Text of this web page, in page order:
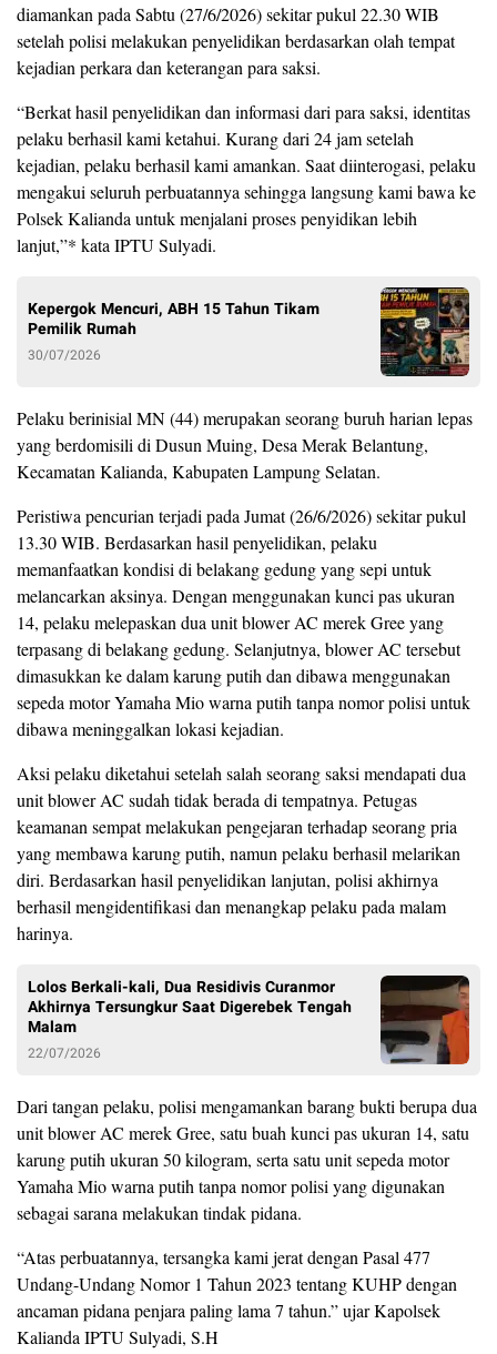
diamankan pada Sabtu (27/6/2026) sekitar pukul 22.30 WIB
setelah polisi melakukan penyelidikan berdasarkan olah tempat
kejadian perkara dan keterangan para saksi.
“Berkat hasil penyelidikan dan informasi dari para saksi, identitas
pelaku berhasil kami ketahui. Kurang dari 24 jam setelah
kejadian, pelaku berhasil kami amankan. Saat diinterogasi, pelaku
mengakui seluruh perbuatannya sehingga langsung kami bawa ke
Polsek Kalianda untuk menjalani proses penyidikan lebih
lanjut,”* kata IPTU Sulyadi.
Kepergok Mencuri, ABH 15 Tahun Tikam
Pemilik Rumah
30/07/2026
Pelaku berinisial MN (44) merupakan seorang buruh harian lepas
yang berdomisili di Dusun Muing, Desa Merak Belantung,
Kecamatan Kalianda, Kabupaten Lampung Selatan.
Peristiwa pencurian terjadi pada Jumat (26/6/2026) sekitar pukul
13.30 WIB. Berdasarkan hasil penyelidikan, pelaku
memanfaatkan kondisi di belakang gedung yang sepi untuk
melancarkan aksinya. Dengan menggunakan kunci pas ukuran
14, pelaku melepaskan dua unit blower AC merek Gree yang
terpasang di belakang gedung. Selanjutnya, blower AC tersebut
dimasukkan ke dalam karung putih dan dibawa menggunakan
sepeda motor Yamaha Mio warna putih tanpa nomor polisi untuk
dibawa meninggalkan lokasi kejadian.
Aksi pelaku diketahui setelah salah seorang saksi mendapati dua
unit blower AC sudah tidak berada di tempatnya. Petugas
keamanan sempat melakukan pengejaran terhadap seorang pria
yang membawa karung putih, namun pelaku berhasil melarikan
diri. Berdasarkan hasil penyelidikan lanjutan, polisi akhirnya
berhasil mengidentifikasi dan menangkap pelaku pada malam
harinya.
Lolos Berkali-kali, Dua Residivis Curanmor
Akhirnya Tersungkur Saat Digerebek Tengah
Malam
22/07/2026
Dari tangan pelaku, polisi mengamankan barang bukti berupa dua
unit blower AC merek Gree, satu buah kunci pas ukuran 14, satu
karung putih ukuran 50 kilogram, serta satu unit sepeda motor
Yamaha Mio warna putih tanpa nomor polisi yang digunakan
sebagai sarana melakukan tindak pidana.
“Atas perbuatannya, tersangka kami jerat dengan Pasal 477
Undang-Undang Nomor 1 Tahun 2023 tentang KUHP dengan
ancaman pidana penjara paling lama 7 tahun.” ujar Kapolsek
Kalianda IPTU Sulyadi, S.H